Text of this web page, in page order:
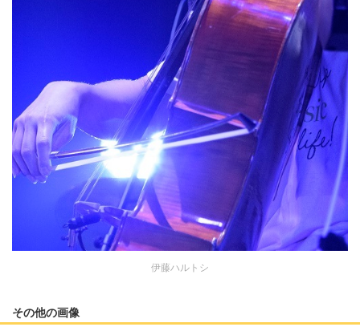
伊藤ハルトシ
その他の画像